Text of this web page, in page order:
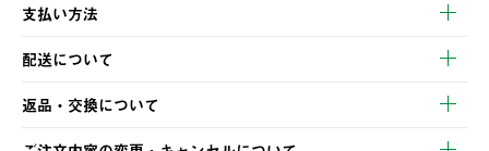
支払い方法
以下のいずれかの方法でお支払いいただけます。
・クレジットカード決済
・コンビニ決済
・Pay-easy決済
配送について
【発送スケジュール】
ご注文・ご入金完了より2営業日以内に商品を発送いたします。
土日祝の発送はございませんので、木曜日以降のご注文は週明け
返品・交換について
※お客様都合の場合